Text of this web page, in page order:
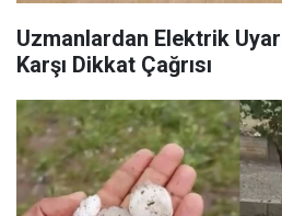
Uzmanlardan Elektrik
Karşı Dikkat Çağrısı